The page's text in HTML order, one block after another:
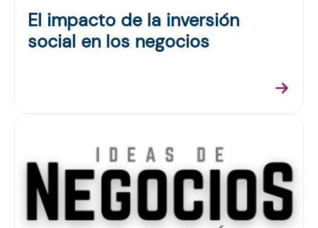
El impacto de la inversión
social en los negocios